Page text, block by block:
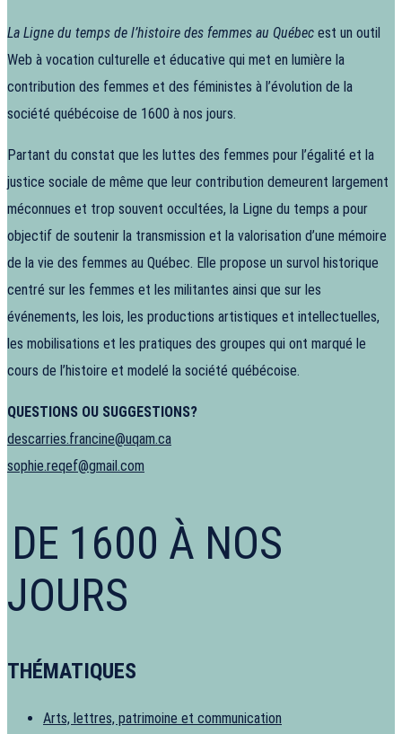
La Ligne du temps de l’histoire des femmes au Québec est un outil
Web à vocation culturelle et éducative qui met en lumière la
contribution des femmes et des féministes à l’évolution de la
société québécoise de 1600 à nos jours.
Partant du constat que les luttes des femmes pour l’égalité et la
justice sociale de même que leur contribution demeurent largement
méconnues et trop souvent occultées, la Ligne du temps a pour
objectif de soutenir la transmission et la valorisation d’une mémoire
de la vie des femmes au Québec. Elle propose un survol historique
centré sur les femmes et les militantes ainsi que sur les
événements, les lois, les productions artistiques et intellectuelles,
les mobilisations et les pratiques des groupes qui ont marqué le
cours de l’histoire et modelé la société québécoise.
QUESTIONS OU SUGGESTIONS?
descarries.francine@uqam.ca
sophie.reqef@gmail.com
DE 1600 À NOS
JOURS
THÉMATIQUES
Arts, lettres, patrimoine et communication